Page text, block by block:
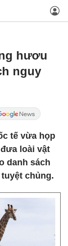
hươu
nguy
tế vừa họp
loài vật
danh sách
chủng.